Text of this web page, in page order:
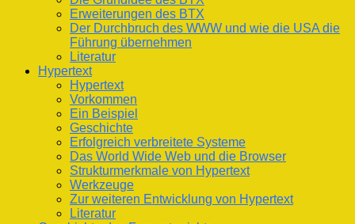
Erweiterungen des BTX
Der Durchbruch des WWW und wie die USA die
Führung übernehmen
Literatur
Hypertext
Hypertext
Vorkommen
Ein Beispiel
Geschichte
Erfolgreich verbreitete Systeme
Das World Wide Web und die Browser
Strukturmerkmale von Hypertext
Werkzeuge
Zur weiteren Entwicklung von Hypertext
Literatur